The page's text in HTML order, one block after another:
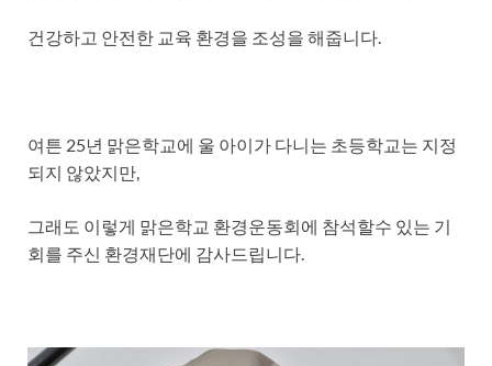
건강하고 안전한 교육 환경을 조성을 해줍니다.
여튼 25년 맑은학교에 울 아이가 다니는 초등학교는 지정
되지 않았지만,
그래도 이렇게 맑은학교 환경운동회에 참석할수 있는 기
회를 주신 환경재단에 감사드립니다.